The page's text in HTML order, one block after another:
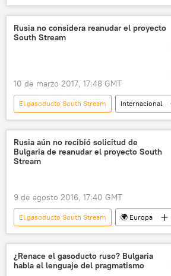
Rusia
Economía
Gazprom
Eni
South Stream noticias
Rusia no considera reanudar el proyecto
South Stream
10 de marzo 2017, 17:48 GMT
El gasoducto South Stream
Internacional
Rusia
Alexandr Nóvak
South Stream
noticias
Rusia aún no recibió solicitud de
Bulgaria de reanudar el proyecto South
Stream
9 de agosto 2016, 17:40 GMT
El gasoducto South Stream
🌍 Europa
Internacional
Rusia
Bulgaria
Alexandr Nóvak
South Stream
noticias
¿Renace el gasoducto ruso? Bulgaria
habla el lenguaje del pragmatismo